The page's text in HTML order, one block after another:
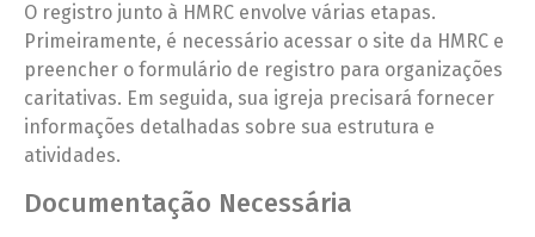
O registro junto à HMRC envolve várias etapas.
Primeiramente, é necessário acessar o site da HMRC e
preencher o formulário de registro para organizações
caritativas. Em seguida, sua igreja precisará fornecer
informações detalhadas sobre sua estrutura e
atividades.
Documentação Necessária